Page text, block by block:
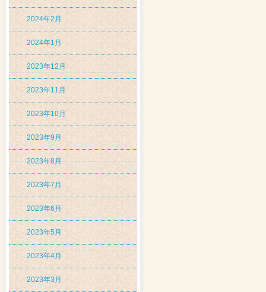
2024年2月
2024年1月
2023年12月
2023年11月
2023年10月
2023年9月
2023年8月
2023年7月
2023年6月
2023年5月
2023年4月
2023年3月